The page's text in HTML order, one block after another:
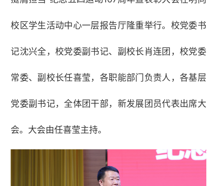
校区学生活动中心一层报告厅隆重举行。校党委书
记沈兴全，校党委副书记、副校长肖连团，校党委
常委、副校长任喜莹，各职能部门负责人，各基层
党委副书记，全体团干部，新发展团员代表出席大
会。大会由任喜莹主持。